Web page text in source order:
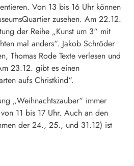
Von 13 bis 16 Uhr können
zusehen. Am 22.12.
der Reihe „Kunst um 3“ mit
mal anders“. Jakob Schröder
Thomas Rode Texte verlesen und
23.12. gibt es einen
aufs Christkind“.
„Weihnachtszauber“ immer
11 bis 17 Uhr. Auch an den
der 24., 25., und 31.12) ist